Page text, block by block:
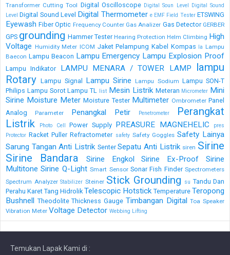
Transformer Cutting Tool Digital Oscilloscope Digital Soun Level Digital Sound
Level Digital Sound Level Digital Thermometer e EMF Field Tester ETSWING
Eyewash Fiber Optic Frequency Counter Gas Analizer Gas Detector GERBER
GPS grounding Hammer Tester Hearing Protection Helm Climbing High
Voltage Humidity Meter ICOM Jaket Pelampung Kabel Kompas la Lampu
Baecon Lampu Beacon Lampu Emergency Lampu Explosion Proof
Lampu Indikator LAMPU MENARA / TOWER LAMP
lampu
Rotary Lampu Signal Lampu Sirine Lampu Sodium Lampu SON-T
Philips Lampu Sorot Lampu TL list Mesin Listrik Meteran Micrometer Mini
Sirine Moisture Meter Moisture Tester Multimeter Ombrometer Panel
Analog
Parameter Penangkal Petir Penetrometer
Perangkat
Listrik
Photo Cell Power Supply PREASURE MAGNEHELIC
pres
Protector Racket Puller Refractometer safety Safety Goggles Safety Lainya
Sarung Tangan Anti Listrik Senter Sepatu Anti Listrik siren Sirine
Sirine Bandara
Sirine Engkol Sirine Ex-Proof
Sirine
Multitone Sirine Q-Light Smart Sensor Sonar Fish Finder Spectrometers
Spectrum Analyzer Stabilizer Steiner Stick Grounding su Tandu Dan
Perahu Karet Tang Hidrolik Telescopic Hotstick Temperature Teropong
Bushnell Theodolite Thickness Gauge Timbangan Digital Toa Speaker
Vibration Meter Voltage Detector Webbing Lifting
Temukan Lapak Kami di :